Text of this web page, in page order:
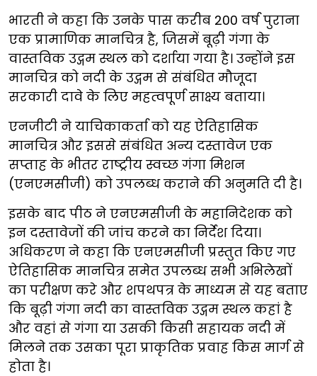
भारती ने कहा कि उनके पास करीब 200 वर्ष पुराना
एक प्रामाणिक मानचित्र है, जिसमें बूढ़ी गंगा के
वास्तविक उद्गम स्थल को दर्शाया गया है। उन्होंने इस
मानचित्र को नदी के उद्गम से संबंधित मौजूदा
सरकारी दावे के लिए महत्वपूर्ण साक्ष्य बताया।
एनजीटी ने याचिकाकर्ता को यह ऐतिहासिक
मानचित्र और इससे संबंधित अन्य दस्तावेज एक
सप्ताह के भीतर राष्ट्रीय स्वच्छ गंगा मिशन
(एनएमसीजी) को उपलब्ध कराने की अनुमति दी है।
इसके बाद पीठ ने एनएमसीजी के महानिदेशक को
इन दस्तावेजों की जांच करने का निर्देश दिया।
अधिकरण ने कहा कि एनएमसीजी प्रस्तुत किए गए
ऐतिहासिक मानचित्र समेत उपलब्ध सभी अभिलेखों
का परीक्षण करे और शपथपत्र के माध्यम से यह बताए
कि बूढ़ी गंगा नदी का वास्तविक उद्गम स्थल कहां है
और वहां से गंगा या उसकी किसी सहायक नदी में
मिलने तक उसका पूरा प्राकृतिक प्रवाह किस मार्ग से
होता है।